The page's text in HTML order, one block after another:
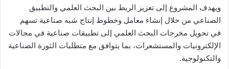
ويهدف المشروع إلى تعزيز الربط بين البحث العلمي والتطبيق
الصناعي من خلال إنشاء معامل وخطوط إنتاج شبه صناعية تسهم
في تحويل مخرجات البحث العلمي إلى تطبيقات صناعية في مجالات
الإلكترونيات والمستشعرات، بما يتوافق مع متطلبات الثورة الصناعية
والتكنولوجية.